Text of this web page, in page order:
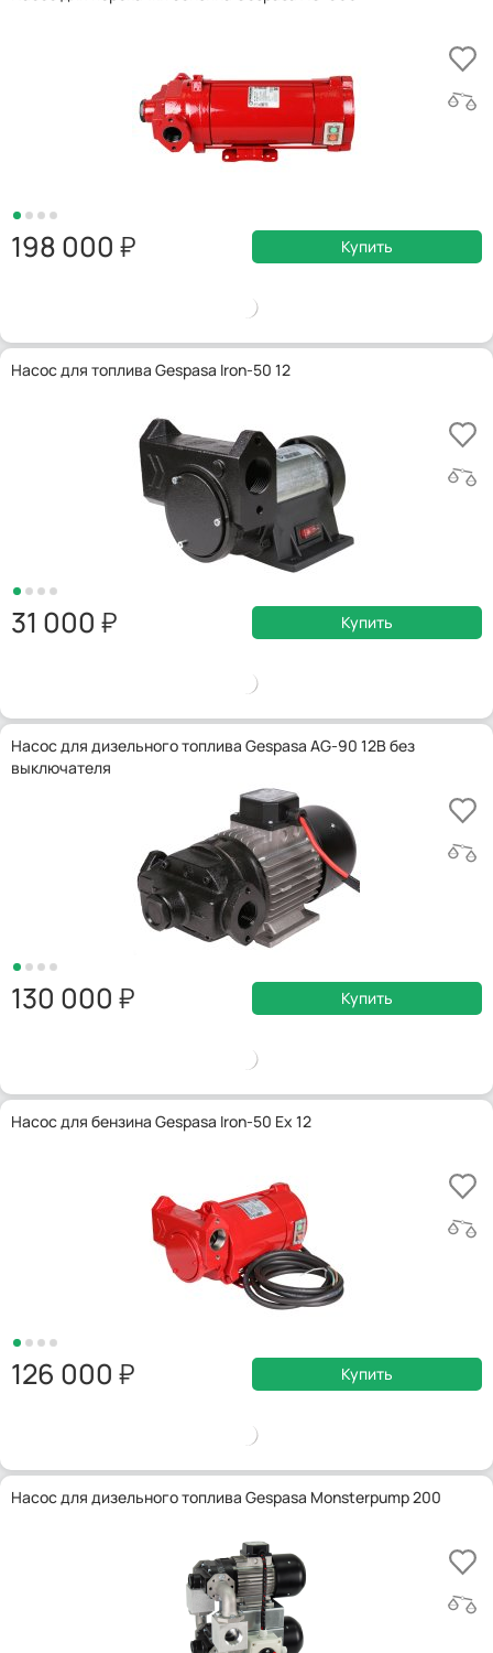
198 000 Купить
Насос для топлива Gespasa Iron-50 12
31 000 Купить
Насос для дизельного топлива Gespasa AG-90 12В без
выключателя
130 000 Купить
Насос для бензина Gespasa Iron-50 Ex 12
126 000 Купить
Насос для дизельного топлива Gespasa Monsterpump 200